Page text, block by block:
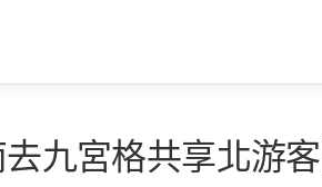
九宮格共享北游